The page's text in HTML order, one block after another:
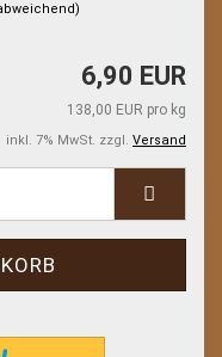
6,90 EUR
138,00 EUR pro kg
inkl. 7% MwSt. zzgl. Versand